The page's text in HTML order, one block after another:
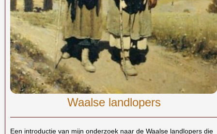
Waalse landlopers
Een introductie van mijn onderzoek naar de Waalse landlopers die